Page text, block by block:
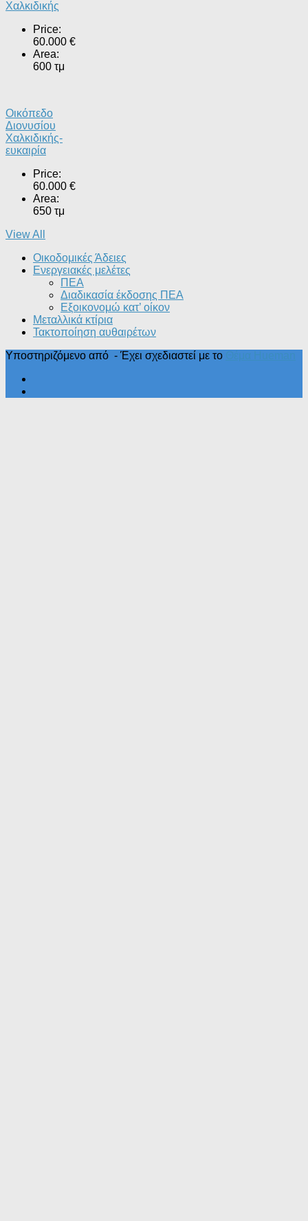
Χαλκιδικής
Price:
60.000 €
Area:
600 τμ
Οικόπεδο
Διονυσίου
Χαλκιδικής-
ευκαιρία
Price:
60.000 €
Area:
650 τμ
View All
Οικοδομικές Άδειες
Ενεργειακές μελέτες
ΠΕΑ
Διαδικασία έκδοσης ΠΕΑ
Εξοικονομώ κατ’ οίκoν
Μεταλλικά κτίρια
Τακτοποίηση αυθαιρέτων
Υποστηριζόμενο από - Έχει σχεδιαστεί με το